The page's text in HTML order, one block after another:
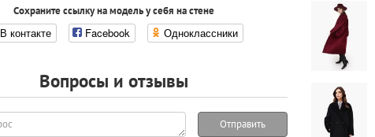
Сохраните ссылку на модель у себя на стене
В контакте Facebook Одноклассники
Вопросы и отзывы
Отправить